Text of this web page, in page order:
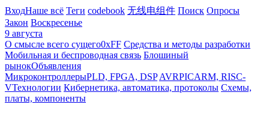
ВходНаше всё Теги codebook 无线电组件 Поиск Опросы
Закон Воскресенье
9 августа
О смысле всего сущего0xFF Средства и методы разработки
Мобильная и беспроводная связь Блошиный
рынокОбъявления
МикроконтроллерыPLD, FPGA, DSP AVRPICARM, RISC-
VТехнологии Кибернетика, автоматика, протоколы Схемы,
платы, компоненты